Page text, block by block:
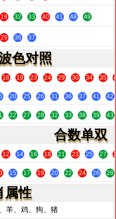
19 32 33 40 41 48 49
29 36 37
色对照
18 19 23 24 29 30 34 35
20 25 26 31 36 37 41 42
22 27 28 32 33 38 39 43
合数单双
12 14 16 18 21 23 25 27
15 17 19 20 22 24 26 28
属性
羊、鸡、狗、猪